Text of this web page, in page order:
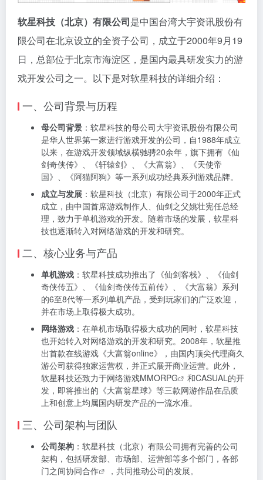
软星科技（北京）有限公司是中国台湾大宇资讯股份有
限公司在北京设立的全资子公司，成立于2000年9月19
日，总部位于北京市海淀区，是国内最具研发实力的游
戏开发公司之一。以下是对软星科技的详细介绍：
一、公司背景与历程
母公司背景 ：软星科技的母公司大宇资讯股份有限公司
是华人世界第一家进行游戏开发的公司，自1988年成立
以来，在游戏开发领域纵横驰骋20余年，旗下拥有《仙
剑奇侠传》、《轩辕剑》、《大富翁》、《天使帝
国》、《阿猫阿狗》等一系列成功经典系列游戏品牌。
成立与发展 ：软星科技（北京）有限公司于2000年正式
成立，由中国首席游戏制作人、仙剑之父姚壮宪任总经
理，致力于单机游戏的开发。随着市场的发展，软星科
技也逐渐转入对网络游戏的开发和研究。
二、核心业务与产品
单机游戏 ：软星科技成功推出了《仙剑客栈》、《仙剑
奇侠传五》、《仙剑奇侠传五前传》、《大富翁》系列
的6至8代等一系列单机产品，受到玩家们的广泛欢迎，
并在市场上取得极大成功。
网络游戏 ：在单机市场取得极大成功的同时，软星科技
也开始转入对网络游戏的开发和研究。2008年，软星推
出首款在线游戏《大富翁online》，由国内顶尖代理商久
游公司获得独家运营权，并正式展开商业运营。此外，
软星科技还致力于网络游戏MMORPG
和CASUAL的开
发，即将推出的《大富翁星球》等三款网游作品在品质
上和创意上均属国内研发产品的一流水准。
三、公司架构与团队
公司架构 ：软星科技（北京）有限公司拥有完善的公司
架构，包括研发部、市场部、运营部等多个部门，各部
门之间协同合作
，共同推动公司的发展。